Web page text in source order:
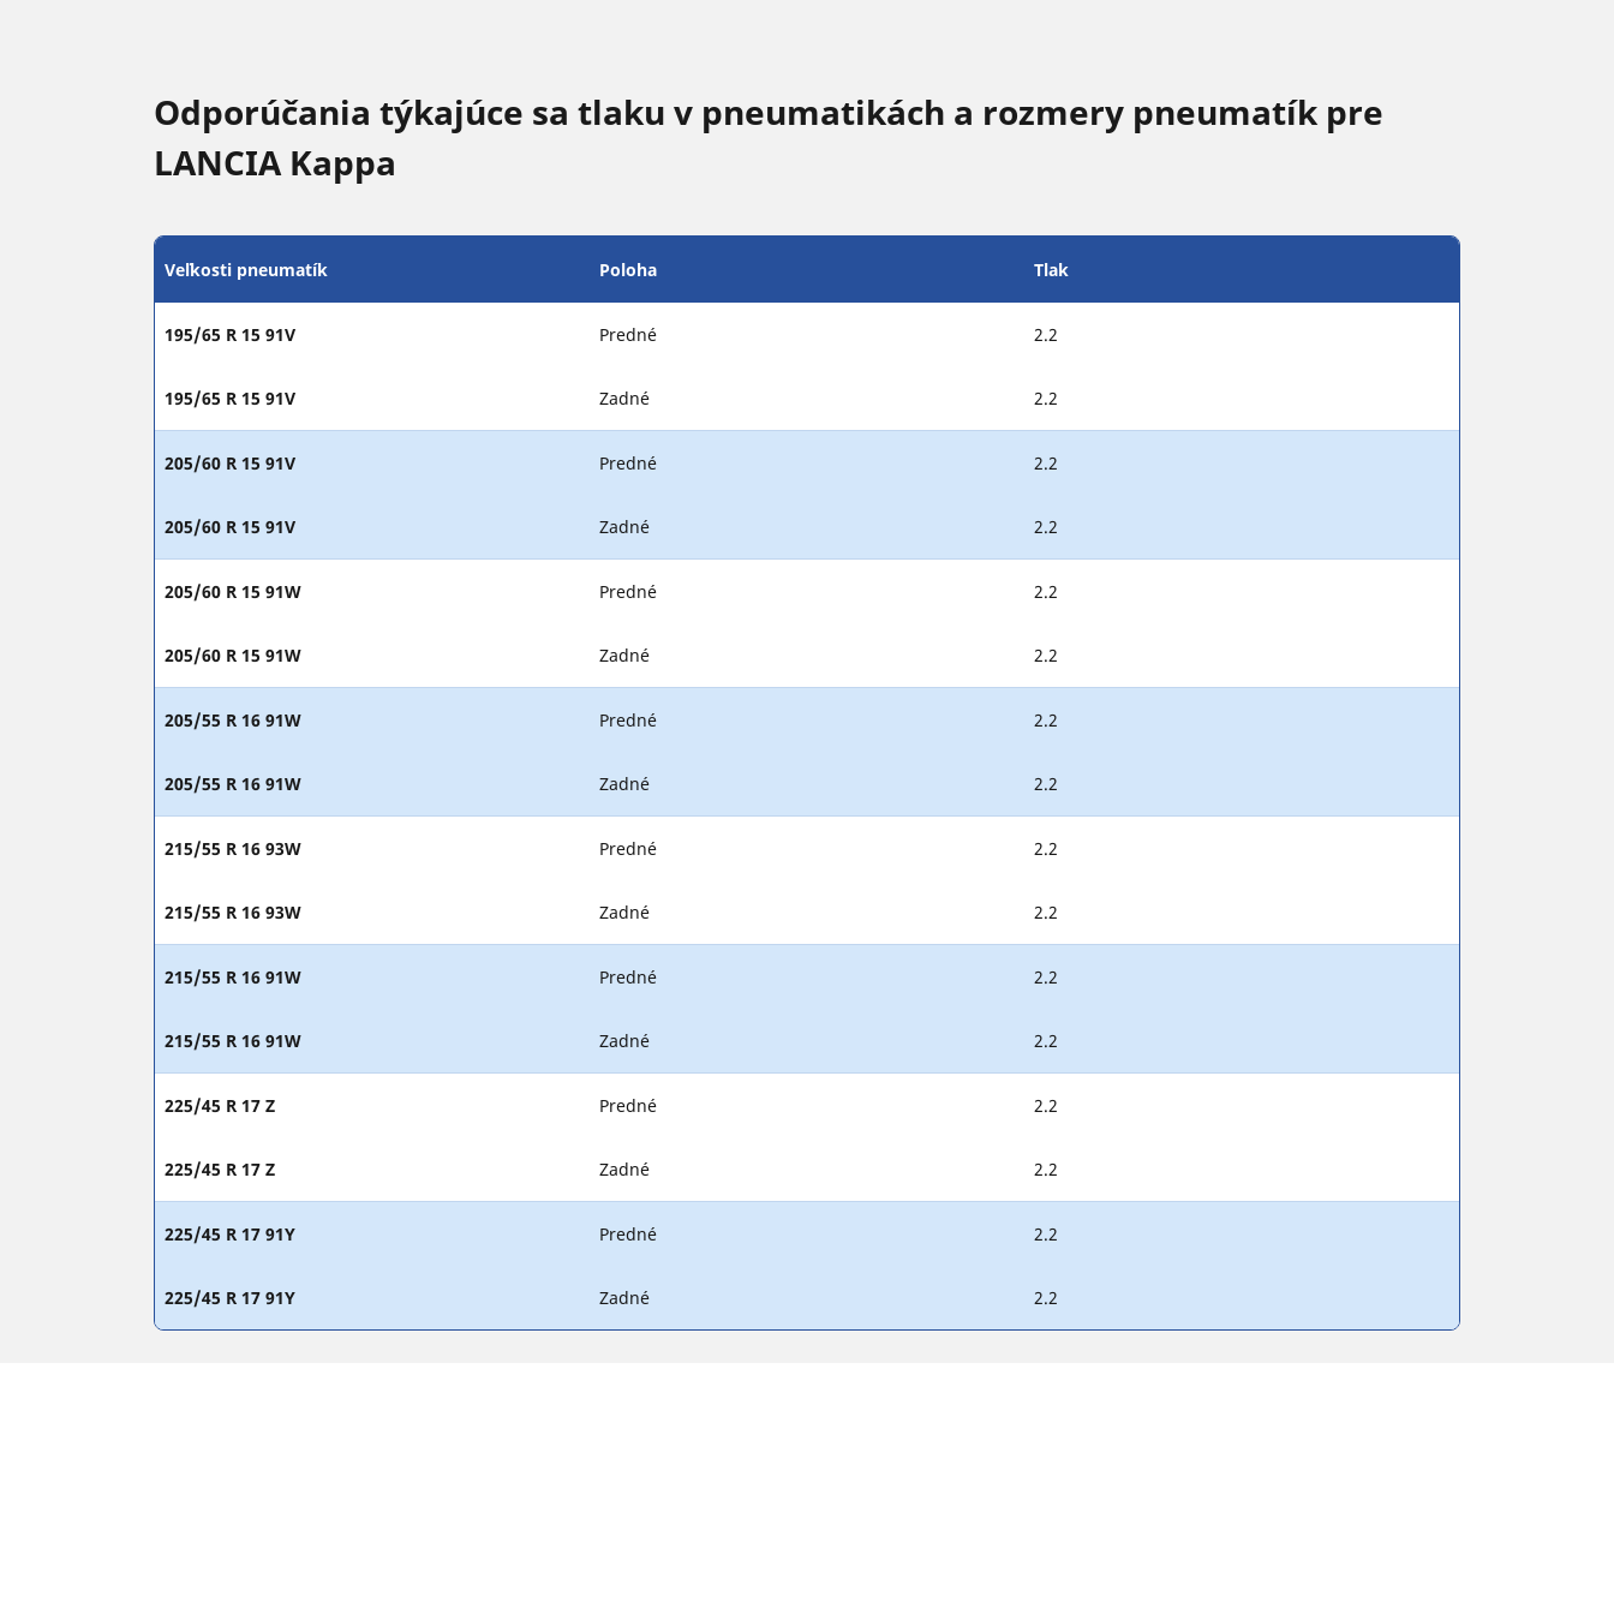
Odporúčania týkajúce sa tlaku v pneumatikách a rozmery pneumatík pre
LANCIA Kappa
Veľkosti pneumatík Poloha Tlak
195/65 R 15 91V Predné 2.2
195/65 R 15 91V Zadné 2.2
205/60 R 15 91V Predné 2.2
205/60 R 15 91V Zadné 2.2
205/60 R 15 91W Predné 2.2
205/60 R 15 91W Zadné 2.2
205/55 R 16 91W Predné 2.2
205/55 R 16 91W Zadné 2.2
215/55 R 16 93W Predné 2.2
215/55 R 16 93W Zadné 2.2
215/55 R 16 91W Predné 2.2
215/55 R 16 91W Zadné 2.2
225/45 R 17 Z Predné 2.2
225/45 R 17 Z Zadné 2.2
225/45 R 17 91Y Predné 2.2
225/45 R 17 91Y Zadné 2.2